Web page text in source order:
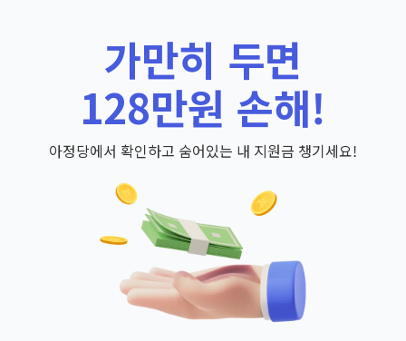
가만히 두면
128만원 손해!
아정당에서 확인하고 숨어있는 내 지원금 챙기세요!